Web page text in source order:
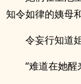
知令如律的姨母
令妄行知道
“难道在她